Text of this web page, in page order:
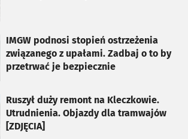
IMGW podnosi stopień ostrzeżenia
związanego z upałami. Zadbaj o to by
przetrwać je bezpiecznie
karcie
Ruszył duży remont na Kleczkowie.
Utrudnienia. Objazdy dla tramwajów
[ZDJĘCIA]
karcie